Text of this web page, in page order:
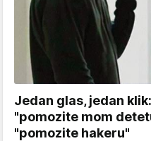
Jedan glas, jedan
"pomozite mom
"pomozite hakeru"